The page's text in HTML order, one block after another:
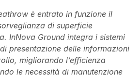
è entrato in funzione il
di superficie
InNova Ground integra i sistemi
presentazione delle informazioni
migliorando l’efficienza
le necessità di manutenzione